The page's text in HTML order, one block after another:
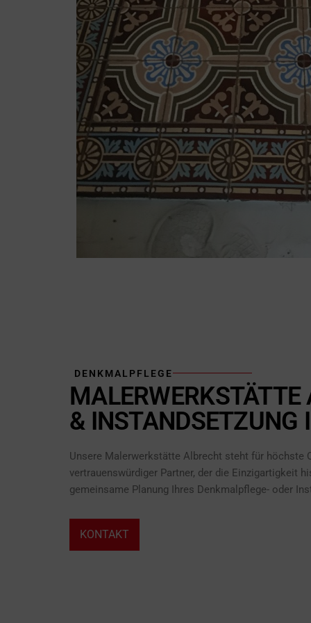
DENKMALPFLEGE
MALERWERKSTÄTTE
& INSTANDSETZUNG
Unsere Malerwerkstätte Albrecht steht für höchste
vertrauenswürdiger Partner, der die Einzigartigkeit
gemeinsame Planung Ihres Denkmalpflege- oder
KONTAKT